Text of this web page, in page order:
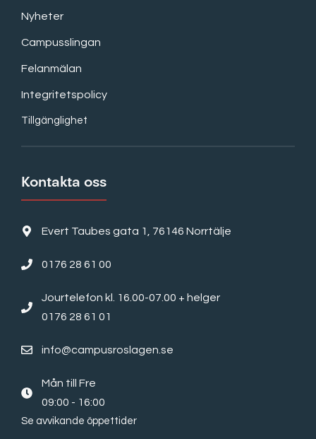
Nyheter
Campusslingan
Felanmälan
Integritetspolicy
Tillgänglighet
Kontakta oss
Evert Taubes gata 1, 76146 Norrtälje
0176 28 61 00
Jourtelefon kl. 16.00-07.00 + helger
0176 28 61 01
info@campusroslagen.se
Mån till Fre
09:00 - 16:00
Se avvikande öppettider